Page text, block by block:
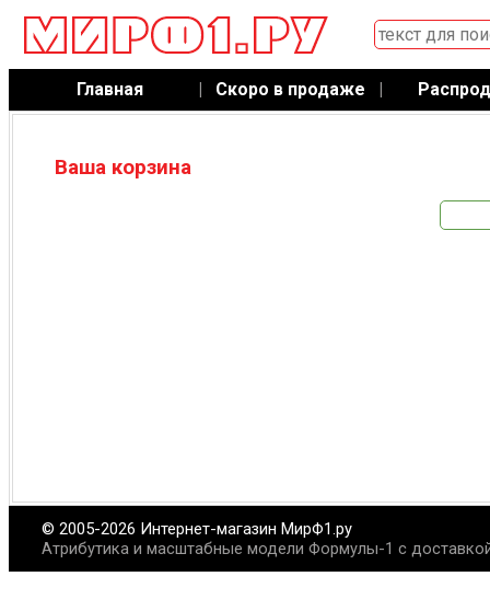
Главная | Скоро в продаже |
Ваша корзина
© 2005-2026 Интернет-магазин МирФ1.ру
Атрибутика и масштабные модели Формулы-1 с